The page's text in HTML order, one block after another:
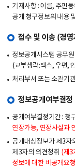
기재사항 : 이름, 주민
공개 청구정보의 내용
접수 및 이송 (경
정보공개시스템 공무
(교부생략:팩스, 우편,
처리부서 또는 소관기
정보공개여부결
공개여부결정기간 : 청
연장가능, 연장사실과
공개대상정보가 제3자
제3자의 의견청취 (제3
정보에 대한 비공개요